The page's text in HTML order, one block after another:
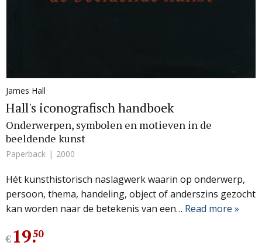
James Hall
Hall's iconografisch handboek
Onderwerpen, symbolen en motieven in de
beeldende kunst
Paperback 2000
Hét kunsthistorisch naslagwerk waarin op onderwerp,
persoon, thema, handeling, object of anderszins gezocht
kan worden naar de betekenis van een… Read more »
€19.
50